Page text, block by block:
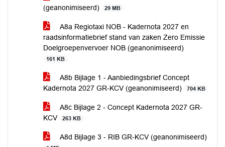
(geanonimiseerd)
29 MB
A8a Regiotaxi NOB - Kadernota 2027 en
raadsinformatiebrief stand van zaken Zero Emissie
Doelgroepenvervoer NOB (geanonimiseerd)
161 KB
A8b Bijlage 1 - Aanbiedingsbrief Concept
Kadernota 2027 GR-KCV (geanonimiseerd)
704 KB
A8c Bijlage 2 - Concept Kadernota 2027 GR-
KCV
263 KB
A8d Bijlage 3 - RIB GR-KCV (geanonimiseerd)